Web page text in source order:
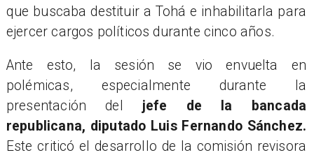
que buscaba destituir a Tohá e inhabilitarla para
ejercer cargos políticos durante cinco años.
Ante esto, la sesión se vio envuelta en
polémicas, especialmente durante la
presentación del jefe de la bancada
republicana, diputado Luis Fernando Sánchez.
Este criticó el desarrollo de la comisión revisora